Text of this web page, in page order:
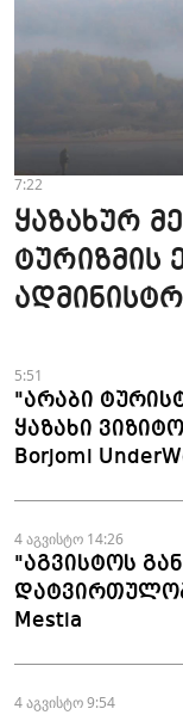
7:22
ყაზახურ
ტურიზმის
მომზადდა
5:51
"არაბი
ყაზახი
Borjomi
4 აგვისტო 14:26
"აგვისტოს
Mestia
4 აგვისტო 9:54